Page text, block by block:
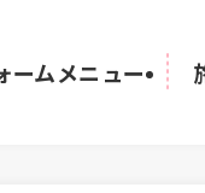
ームメニュー